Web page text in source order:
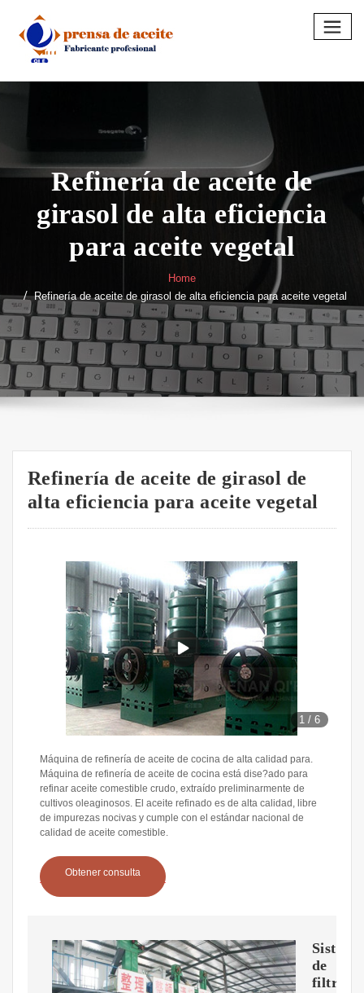
content
Refinería de aceite de
girasol de alta eficiencia
para aceite vegetal
Home
Refinería de aceite de girasol de alta eficiencia para aceite vegetal
Refinería de aceite de girasol de
alta eficiencia para aceite vegetal
1 /6
Máquina de refinería de aceite de cocina de alta calidad para.
Máquina de refinería de aceite de cocina está dise?ado para
refinar aceite comestible crudo, extraído preliminarmente de
cultivos oleaginosos. El aceite refinado es de alta calidad, libre
de impurezas nocivas y cumple con el estándar nacional de
calidad de aceite comestible.
Obtener consulta
Sistema
de